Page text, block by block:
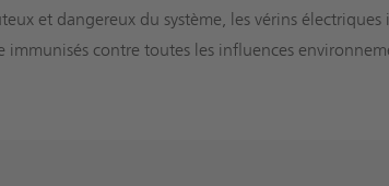
et dangereux du système, les vérins
contre toutes les influences